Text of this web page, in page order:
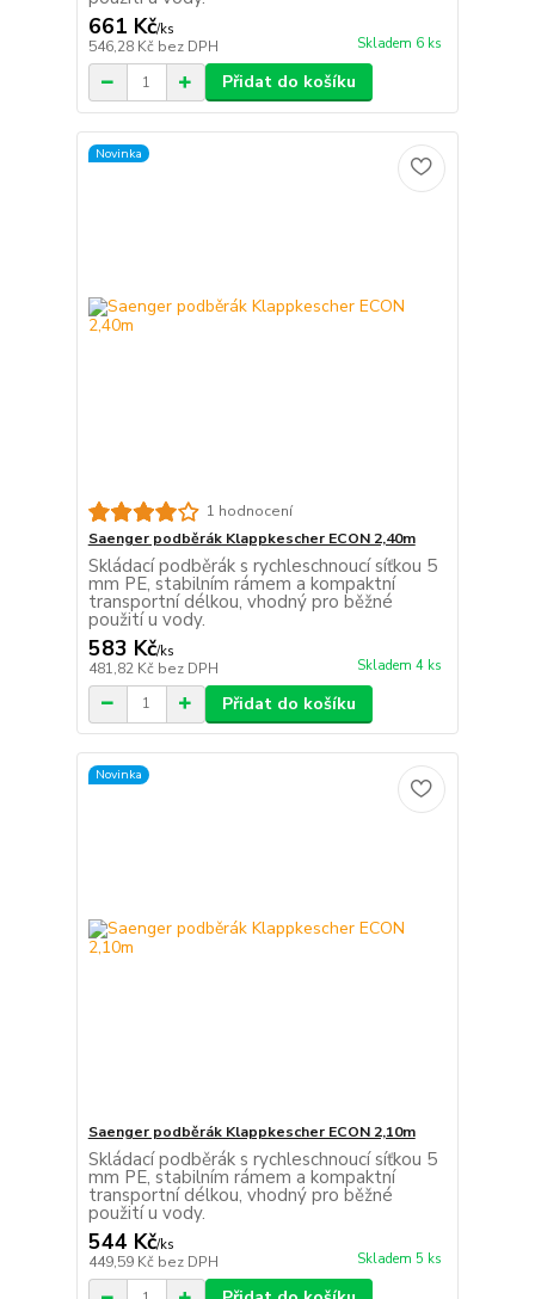
661 Kč/ks
546,28 Kč bez DPH Skladem 6 ks
Přidat do košíku
Novinka
1 hodnocení
Saenger podběrák Klappkescher ECON 2,40m
Skládací podběrák s rychleschnoucí síťkou 5
mm PE, stabilním rámem a kompaktní
transportní délkou, vhodný pro běžné
použití u vody.
583 Kč/ks
481,82 Kč bez DPH Skladem 4 ks
Přidat do košíku
Novinka
Saenger podběrák Klappkescher ECON 2,10m
Skládací podběrák s rychleschnoucí síťkou 5
mm PE, stabilním rámem a kompaktní
transportní délkou, vhodný pro běžné
použití u vody.
544 Kč/ks
449,59 Kč bez DPH Skladem 5 ks